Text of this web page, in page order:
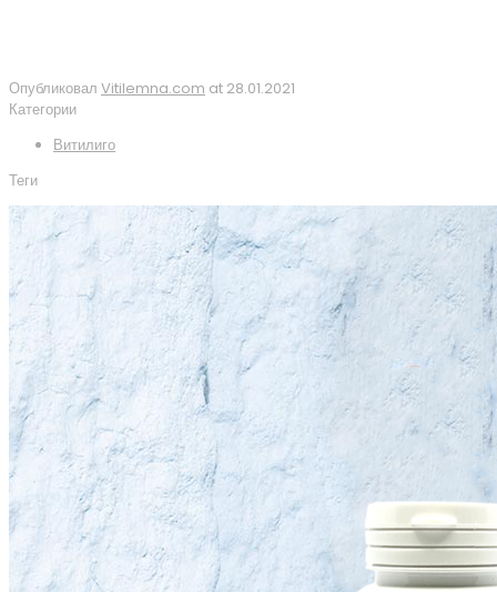
Опубликовал Vitilemna.com at 28.01.2021
Категории
Витилиго
Теги